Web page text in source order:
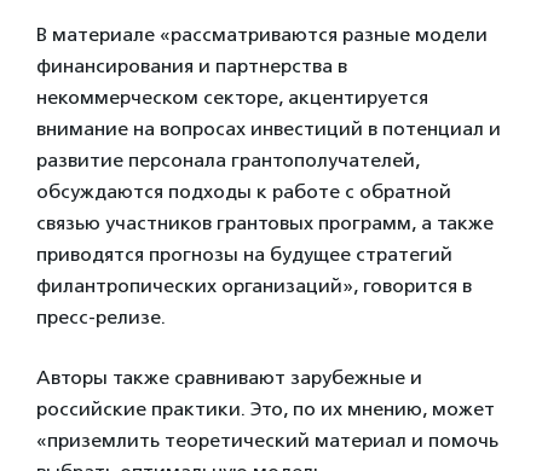
В материале «рассматриваются разные модели
финансирования и партнерства в
некоммерческом секторе, акцентируется
внимание на вопросах инвестиций в потенциал и
развитие персонала грантополучателей,
обсуждаются подходы к работе с обратной
связью участников грантовых программ, а также
приводятся прогнозы на будущее стратегий
филантропических организаций», говорится в
пресс-релизе.
Авторы также сравнивают зарубежные и
российские практики. Это, по их мнению, может
«приземлить теоретический материал и помочь